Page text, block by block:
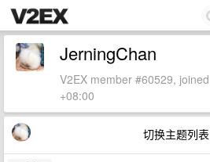
JerningChan
V2EX member #60529,
+08:00
切换主题列表